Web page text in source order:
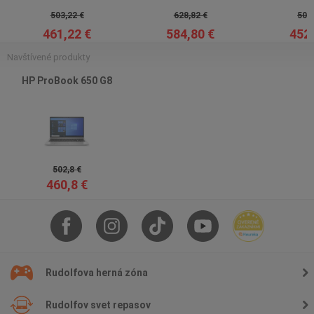
503,22 €
461,22 €
628,82 €
584,80 €
Navštívené produkty
HP ProBook 650 G8
502,8 €
460,8 €
Rudolfova herná zóna
Rudolfov svet repasov